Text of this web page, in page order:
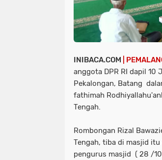
INIBACA.COM |
anggota DPR RI dapil 10
Pekalongan, Batang
fathimah
Tengah.
Rombongan Rizal
Tengah, tiba di masjid itu
pengurus masjid ( 28 /